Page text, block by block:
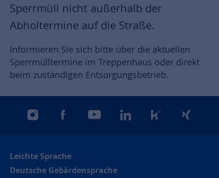
Sperrmüll nicht außerhalb der
Abholtermine auf die Straße.
Informieren Sie sich bitte über die aktuellen
Sperrmülltermine im Treppenhaus oder direkt
beim zuständigen Entsorgungsbetrieb.
instagramfacebookyoutubelinkedinkununuxing
Leichte Sprache
Deutsche Gebärdensprache